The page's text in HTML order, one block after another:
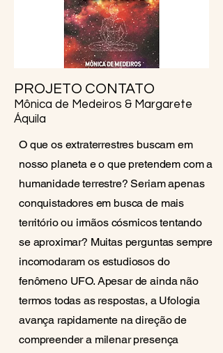
PROJETO CONTATO
Mônica de Medeiros & Margarete
Áquila
O que os extraterrestres buscam em
nosso planeta e o que pretendem com a
humanidade terrestre? Seriam apenas
conquistadores em busca de mais
território ou irmãos cósmicos tentando
se aproximar? Muitas perguntas sempre
incomodaram os estudiosos do
fenômeno UFO. Apesar de ainda não
termos todas as respostas, a Ufologia
avança rapidamente na direção de
compreender a milenar presença